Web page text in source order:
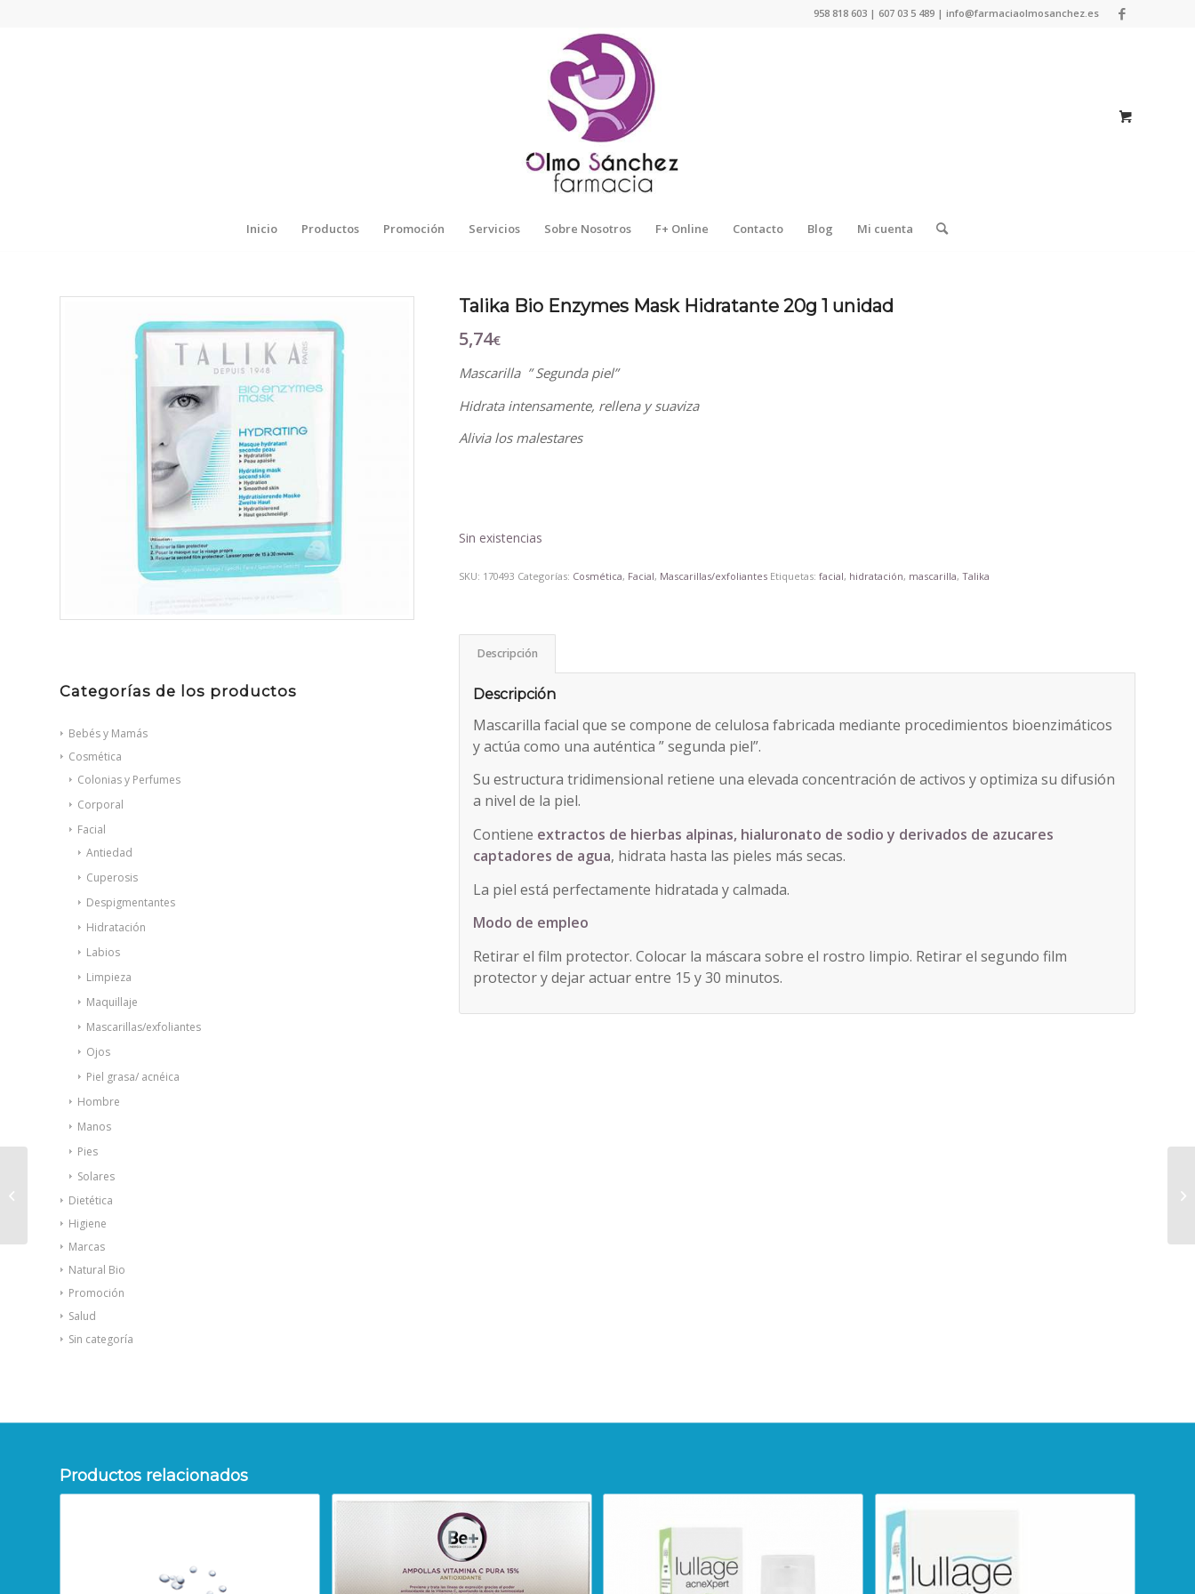
958 818 603 | 607 03 5 489 | info@farmaciaolmosanchez.es
Inicio Productos Promoción Servicios Sobre Nosotros F+ Online Contacto Blog Mi cuenta
Categorías de los productos
Bebés y Mamás
Cosmética
Colonias y Perfumes
Corporal
Facial
Antiedad
Cuperosis
Despigmentantes
Hidratación
Labios
Limpieza
Maquillaje
Mascarillas/exfoliantes
Ojos
Piel grasa/ acnéica
Hombre
Manos
Pies
Solares
Dietética
Higiene
Marcas
Natural Bio
Promoción
Salud
Sin categoría
Talika Bio Enzymes Mask Hidratante 20g 1 unidad
5,74€
Mascarilla ” Segunda piel”
Hidrata intensamente, rellena y suaviza
Alivia los malestares
Sin existencias
SKU: 170493 Categorías: Cosmética, Facial, Mascarillas/exfoliantes Etiquetas:facial, hidratación, mascarilla,Talika
Descripción
Descripción
Mascarilla facial que se compone de celulosa fabricada mediante procedimientos bioenzimáticos
y actúa como una auténtica ” segunda piel”.
Su estructura tridimensional retiene una elevada concentración de activos y optimiza su difusión
a nivel de la piel.
Contiene extractos de hierbas alpinas, hialuronato de sodio y derivados de azucares
captadores de agua, hidrata hasta las pieles más secas.
La piel está perfectamente hidratada y calmada.
Modo de empleo
Retirar el film protector. Colocar la máscara sobre el rostro limpio. Retirar el segundo film
protector y dejar actuar entre 15 y 30 minutos.
Productos relacionados
Unglax cera
endurecedora 10ml